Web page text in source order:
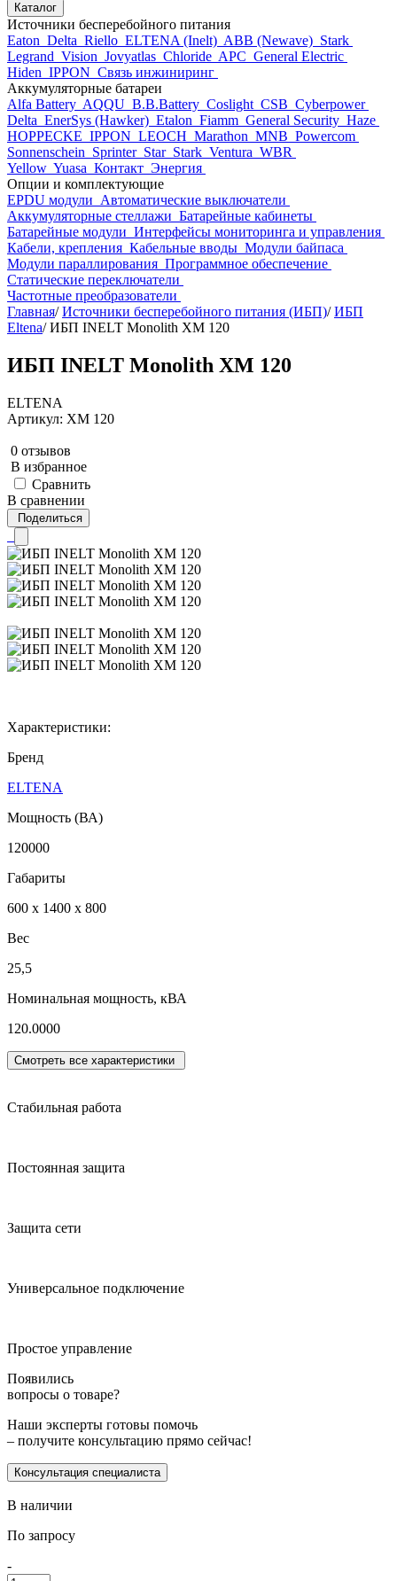
Каталог
Источники бесперебойного питания
Eaton Delta Riello ELTENA (Inelt) ABB (Newave) Stark
Legrand Vision Jovyatlas Chloride APC General Electric
Hiden IPPON Связь инжиниринг
Аккумуляторные батареи
Alfa Battery AQQU B.B.Battery Coslight CSB Cyberpower
Delta EnerSys (Hawker) Etalon Fiamm General Security Haze
HOPPECKE IPPON LEOCH Marathon MNB Powercom
Sonnenschein Sprinter Star Stark Ventura WBR
Yellow Yuasa Контакт Энергия
Опции и комплектующие
EPDU модули Автоматические выключатели
Аккумуляторные стеллажи Батарейные кабинеты
Батарейные модули Интерфейсы мониторинга и управления
Кабели, крепления Кабельные вводы Модули байпаса
Модули параллирования Программное обеспечение
Статические переключатели
Частотные преобразователи
Главная/ Источники бесперебойного питания (ИБП)/ ИБП
Eltena/ ИБП INELT Monolith XM 120
ИБП INELT Monolith XM 120
ELTENA
Артикул: ХM 120
0 отзывов
В избранное
Сравнить
В сравнении
Поделиться
Характеристики:
Бренд
ELTENA
Мощность (ВА)
120000
Габариты
600 х 1400 х 800
Вес
25,5
Номинальная мощность, кВА
120.0000
Смотреть все характеристики
Стабильная работа
Постоянная защита
Защита сети
Универсальное подключение
Простое управление
Появились
вопросы о товаре?
Наши эксперты готовы помочь
– получите консультацию прямо сейчас!
Консультация специалиста
В наличии
По запросу
-